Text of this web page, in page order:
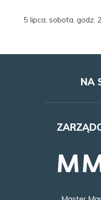
5 lipca, sobota, godz.
NA